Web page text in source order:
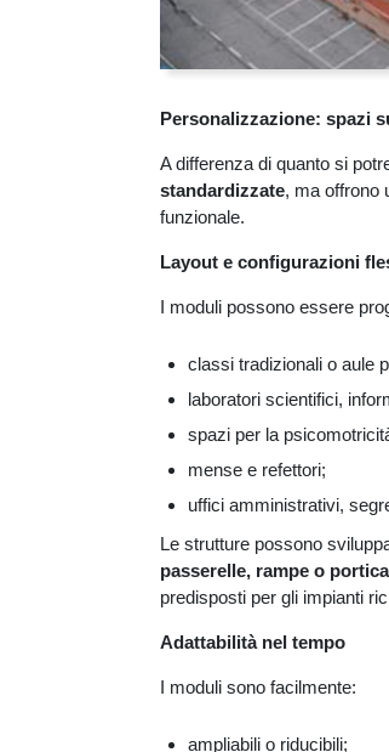
Personalizzazione: spazi
A differenza di quanto si
standardizzate, ma offrono
funzionale.
Layout e configurazioni
I moduli possono essere
classi tradizionali o aule
laboratori scientifici,
spazi per la
mense e refettori;
uffici amministrativi,
Le strutture possono
passerelle, rampe o
predisposti per gli impianti
Adattabilità nel tempo
I moduli sono facilmente:
ampliabili o riducibili;